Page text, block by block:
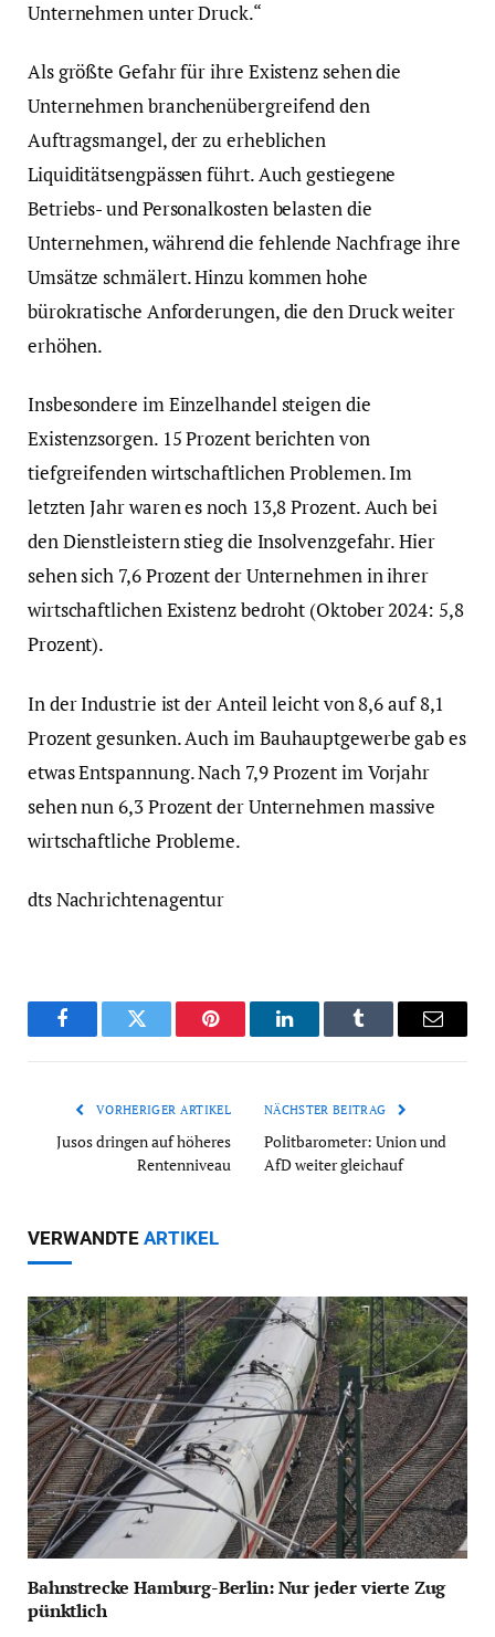
Unternehmen unter Druck.“
Als größte Gefahr für ihre Existenz sehen die
Unternehmen branchenübergreifend den
Auftragsmangel, der zu erheblichen
Liquiditätsengpässen führt. Auch gestiegene
Betriebs- und Personalkosten belasten die
Unternehmen, während die fehlende Nachfrage ihre
Umsätze schmälert. Hinzu kommen hohe
bürokratische Anforderungen, die den Druck weiter
erhöhen.
Insbesondere im Einzelhandel steigen die
Existenzsorgen. 15 Prozent berichten von
tiefgreifenden wirtschaftlichen Problemen. Im
letzten Jahr waren es noch 13,8 Prozent. Auch bei
den Dienstleistern stieg die Insolvenzgefahr. Hier
sehen sich 7,6 Prozent der Unternehmen in ihrer
wirtschaftlichen Existenz bedroht (Oktober 2024: 5,8
Prozent).
In der Industrie ist der Anteil leicht von 8,6 auf 8,1
Prozent gesunken. Auch im Bauhauptgewerbe gab es
etwas Entspannung. Nach 7,9 Prozent im Vorjahr
sehen nun 6,3 Prozent der Unternehmen massive
wirtschaftliche Probleme.
dts Nachrichtenagentur
FacebookTwitter Pinterest LinkedInTumblr Email
VORHERIGER ARTIKEL
Jusos dringen auf höheres
Rentenniveau
NÄCHSTER BEITRAG
Politbarometer: Union und
AfD weiter gleichauf
VERWANDTE ARTIKEL
Bahnstrecke Hamburg-Berlin: Nur jeder vierte Zug
pünktlich